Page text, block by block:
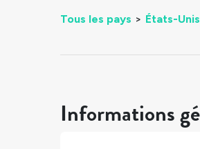
Tous les pays > États-Unis
Informations